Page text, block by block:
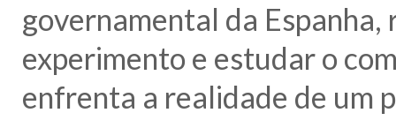
governamental da
experimento e estudar o
enfrenta a realidade de um